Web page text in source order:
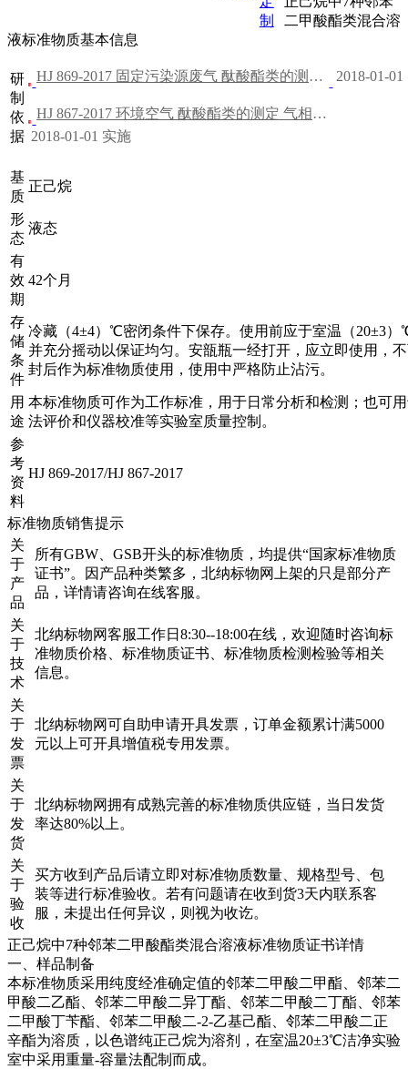
制
二甲酸酯类混合溶
液标准物质基本信息
研
制
依
据
HJ 869-2017 固定污染源废气 酞酸酯类的测定 气相色谱法（发布稿） 2018-01-
HJ 867-2017 环境空气 酞酸酯类的测定 气相色谱-质谱法（发布稿）
2018-01-01 实施
基
质
正己烷
形
态
液态
有
效
期
42个月
存
储
条
件
冷藏（4±4）℃密闭条件下保存。使用前应于室温（20±3
并充分摇动以保证均匀。安瓿瓶一经打开，应立即使用，
封后作为标准物质使用，使用中严格防止沾污。
用
途
本标准物质可作为工作标准，用于日常分析和检测；也可
法评价和仪器校准等实验室质量控制。
参
考
资
料
HJ 869-2017/HJ 867-2017
标准物质销售提示
关
于
产
品
所有GBW、GSB开头的标准物质，均提供“国家标准物质
证书”。因产品种类繁多，北纳标物网上架的只是部分产
品，详情请咨询在线客服。
关
于
技
术
北纳标物网客服工作日8:30--18:00在线，欢迎随时咨询标
准物质价格、标准物质证书、标准物质检测检验等相关
信息。
关
于
发
票
北纳标物网可自助申请开具发票，订单金额累计满5000
元以上可开具增值税专用发票。
关
于
发
货
北纳标物网拥有成熟完善的标准物质供应链，当日发货
率达80%以上。
关
于
验
收
买方收到产品后请立即对标准物质数量、规格型号、包
装等进行标准验收。若有问题请在收到货3天内联系客
服，未提出任何异议，则视为收讫。
正己烷中7种邻苯二甲酸酯类混合溶液标准物质证书详情
一、样品制备
本标准物质采用纯度经准确定值的邻苯二甲酸二甲酯、邻苯二
甲酸二乙酯、邻苯二甲酸二异丁酯、邻苯二甲酸二丁酯、邻苯
二甲酸丁苄酯、邻苯二甲酸二-2-乙基己酯、邻苯二甲酸二正
辛酯为溶质，以色谱纯正己烷为溶剂，在室温20±3℃洁净实验
室中采用重量-容量法配制而成。